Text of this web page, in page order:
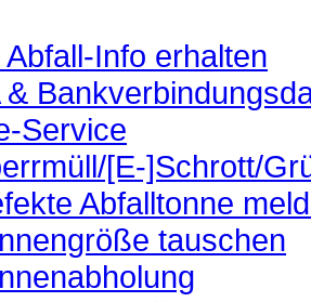
Abfall-Info erhalten
&
Service
[E-]Schrott/
Abfalltonne
tauschen